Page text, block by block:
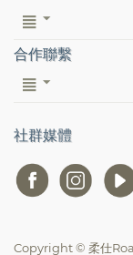
合作聯繫
社群媒體
Copyright © 柔仕